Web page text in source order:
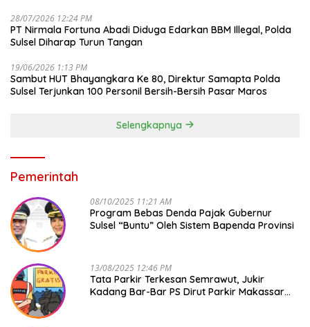
28/07/2026 12:24 PM
PT Nirmala Fortuna Abadi Diduga Edarkan BBM Illegal, Polda
Sulsel Diharap Turun Tangan
19/06/2026 1:13 PM
Sambut HUT Bhayangkara Ke 80, Direktur Samapta Polda
Sulsel Terjunkan 100 Personil Bersih-Bersih Pasar Maros
Selengkapnya
Pemerintah
08/10/2025 11:21 AM
Program Bebas Denda Pajak Gubernur
Sulsel “Buntu” Oleh Sistem Bapenda Provinsi
13/08/2025 12:46 PM
Tata Parkir Terkesan Semrawut, Jukir
Kadang Bar-Bar PS Dirut Parkir Makassar